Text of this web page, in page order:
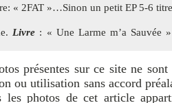
« 2FAT »…Sinon un petit EP 5-6
Livre : « Une Larme m’a Sauvée
présentes sur ce site ne
ou utilisation sans accord
les photos de cet article